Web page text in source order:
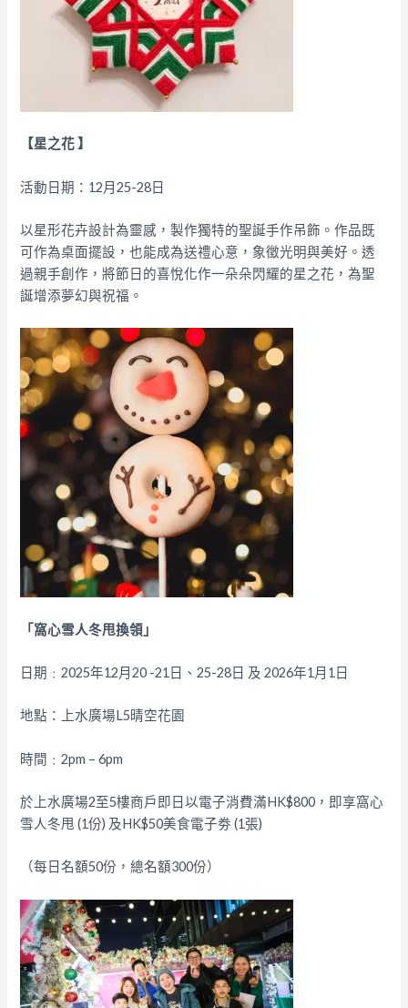
【星之花 】
活動日期：12月25-28日
以星形花卉設計為靈感，製作獨特的聖誕手作吊飾。作品既
可作為桌面擺設，也能成為送禮心意，象徵光明與美好。透
過親手創作，將節日的喜悅化作一朵朵閃耀的星之花，為聖
誕增添夢幻與祝福。
「窩心雪人冬甩換領」
日期﹕2025年12月20 -21日、25-28日 及 2026年1月1日
地點：上水廣場L5晴空花園
時間﹕2pm – 6pm
於上水廣場2至5樓商戶即日以電子消費滿HK$800，即享窩心
雪人冬甩 (1份) 及HK$50美食電子劵 (1張)
（每日名額50份，總名額300份）